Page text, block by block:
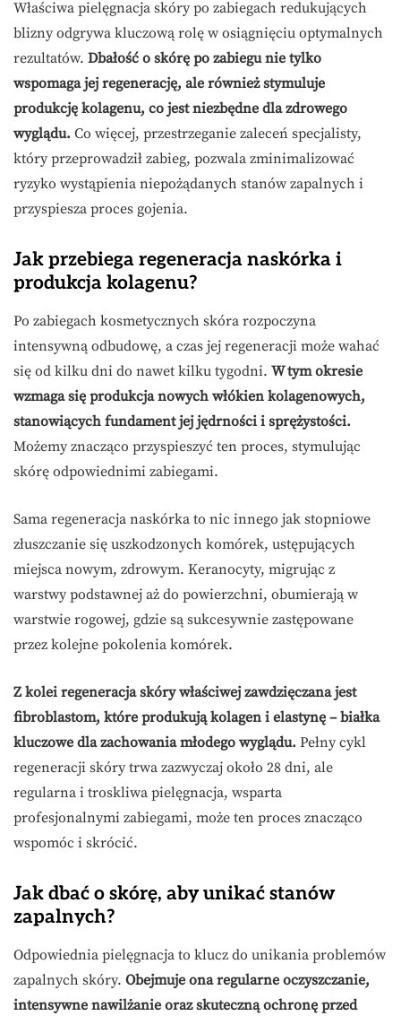
Właściwa pielęgnacja skóry po zabiegach redukujących
blizny odgrywa kluczową rolę w osiągnięciu optymalnych
rezultatów. Dbałość o skórę po zabiegu nie tylko
wspomaga jej regenerację, ale również stymuluje
produkcję kolagenu, co jest niezbędne dla zdrowego
wyglądu. Co więcej, przestrzeganie zaleceń specjalisty,
który przeprowadził zabieg, pozwala zminimalizować
ryzyko wystąpienia niepożądanych stanów zapalnych i
przyspiesza proces gojenia.
Jak przebiega regeneracja naskórka i
produkcja kolagenu?
Po zabiegach kosmetycznych skóra rozpoczyna
intensywną odbudowę, a czas jej regeneracji może wahać
się od kilku dni do nawet kilku tygodni. W tym okresie
wzmaga się produkcja nowych włókien kolagenowych,
stanowiących fundament jej jędrności i sprężystości.
Możemy znacząco przyspieszyć ten proces, stymulując
skórę odpowiednimi zabiegami.
Sama regeneracja naskórka to nic innego jak stopniowe
złuszczanie się uszkodzonych komórek, ustępujących
miejsca nowym, zdrowym. Keranocyty, migrując z
warstwy podstawnej aż do powierzchni, obumierają w
warstwie rogowej, gdzie są sukcesywnie zastępowane
przez kolejne pokolenia komórek.
Z kolei regeneracja skóry właściwej zawdzięczana jest
fibroblastom, które produkują kolagen i elastynę – białka
kluczowe dla zachowania młodego wyglądu. Pełny cykl
regeneracji skóry trwa zazwyczaj około 28 dni, ale
regularna i troskliwa pielęgnacja, wsparta
profesjonalnymi zabiegami, może ten proces znacząco
wspomóc i skrócić.
Jak dbać o skórę, aby unikać stanów
zapalnych?
Odpowiednia pielęgnacja to klucz do unikania problemów
zapalnych skóry. Obejmuje ona regularne oczyszczanie,
intensywne nawilżanie oraz skuteczną ochronę przed